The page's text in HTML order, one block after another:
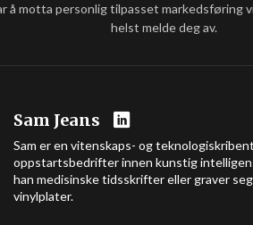
å motta personlig tilpasset markedsføring
helst melde deg av.
Sam Jeans
Sam er en vitenskaps- og
oppstartsbedrifter innen kunstig
han medisinske tidsskrifter eller graver
vinylplater.